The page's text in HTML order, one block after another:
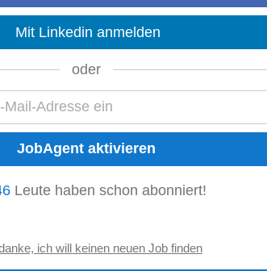
Ausbildung in Biologie und Lehramt –
Pflanzen...
in der Pflanzenanzucht, insbesondere im Bereich
(Schneeräumung...
landwirtschaftlichen Maschinen • Genauigkeit und
Deutsch...
Mit Linkedin anmelden
oder
Leute haben schon abonniert!